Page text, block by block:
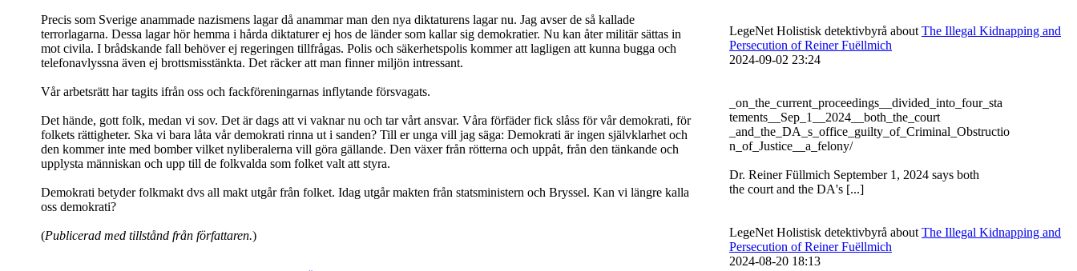
Precis som Sverige anammade nazismens lagar då anammar man den nya diktaturens lagar nu. Jag avser de så kallade
terrorlagarna. Dessa lagar hör hemma i hårda diktaturer ej hos de länder som kallar sig demokratier. Nu kan åter militär sättas in
mot civila. I brådskande fall behöver ej regeringen tillfrågas. Polis och säkerhetspolis kommer att lagligen att kunna bugga och
telefonavlyssna även ej brottsmisstänkta. Det räcker att man finner miljön intressant.
Vår arbetsrätt har tagits ifrån oss och fackföreningarnas inflytande försvagats.
Det hände, gott folk, medan vi sov. Det är dags att vi vaknar nu och tar vårt ansvar. Våra förfäder fick slåss för vår demokrati, för
folkets rättigheter. Ska vi bara låta vår demokrati rinna ut i sanden? Till er unga vill jag säga: Demokrati är ingen självklarhet och
den kommer inte med bomber vilket nyliberalerna vill göra gällande. Den växer från rötterna och uppåt, från den tänkande och
upplysta människan och upp till de folkvalda som folket valt att styra.
Demokrati betyder folkmakt dvs all makt utgår från folket. Idag utgår makten från statsministern och Bryssel. Kan vi längre kalla
oss demokrati?
(Publicerad med tillstånd från författaren.)
LegeNet Holistisk detektivbyrå aboutThe Illegal Kidnapping and
Persecution of Reiner Fuëllmich
2024-09-02 23:24
_on_the_current_proceedings__divided_into_four_sta
tements__Sep_1__2024__both_the_court
_and_the_DA_s_office_guilty_of_Criminal_Obstructio
n_of_Justice__a_felony/
Dr. Reiner Füllmich September 1, 2024 says both
the court and the DA's [...]
LegeNet Holistisk detektivbyrå aboutThe Illegal Kidnapping and
Persecution of Reiner Fuëllmich
2024-08-20 18:13